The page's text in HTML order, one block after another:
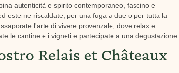
autenticità e spirito contemporaneo, fascino e
esterne riscaldate, per una fuga a due o per tutta la
l'arte di vivere provenzale, dove relax e
le cantine e i vigneti e partecipate a una degustazione.
Relais et Châteaux